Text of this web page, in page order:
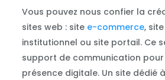
Vous pouvez nous confier la
sites web : site e-commerce,
institutionnel ou site portail. Ce
support de communication
présence digitale. Un site dédié